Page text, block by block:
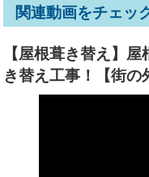
関連動画をチェッ
【屋根葺き替え】
き替え工事！【街の